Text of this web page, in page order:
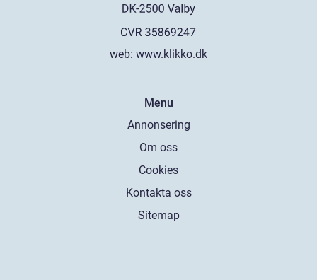
web: www.klikko.dk
Menu
Annonsering
Om oss
Cookies
Kontakta oss
Sitemap